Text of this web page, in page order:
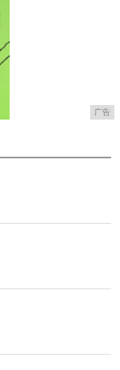
广告